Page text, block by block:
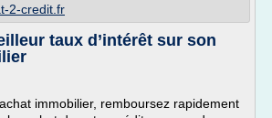
2-credit.fr
taux d’intérêt sur son
immobilier, remboursez rapidement